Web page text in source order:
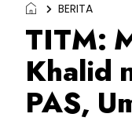
BERITA
TITM:
Khalid
PAS,